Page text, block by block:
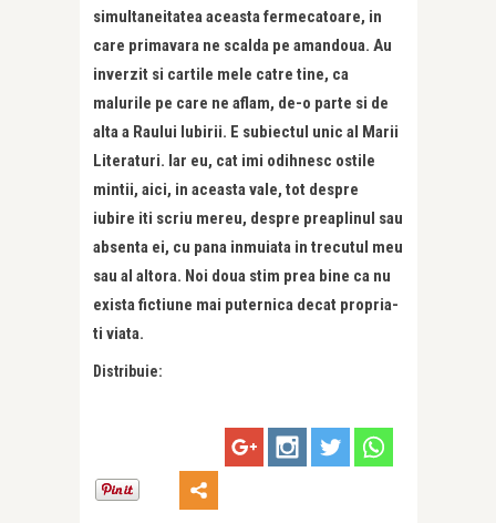
simultaneitatea aceasta fermecatoare, in
care primavara ne scalda pe amandoua. Au
inverzit si cartile mele catre tine, ca
malurile pe care ne aflam, de-o parte si de
alta a Raului Iubirii. E subiectul unic al Marii
Literaturi. Iar eu, cat imi odihnesc ostile
mintii, aici, in aceasta vale, tot despre
iubire iti scriu mereu, despre preaplinul sau
absenta ei, cu pana inmuiata in trecutul meu
sau al altora. Noi doua stim prea bine ca nu
exista fictiune mai puternica decat propria-
ti viata.
Distribuie: